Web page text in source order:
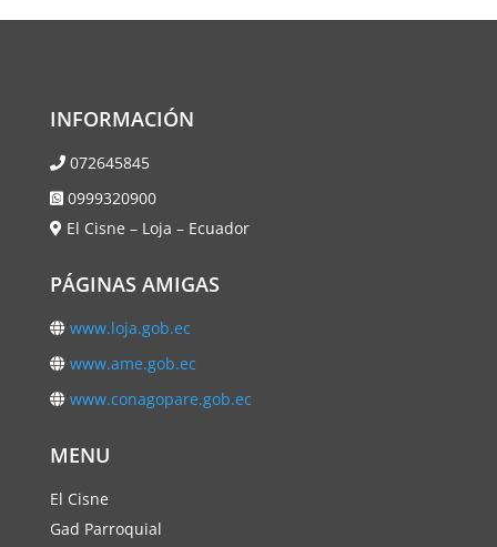
INFORMACIÓN
072645845
0999320900
El Cisne – Loja – Ecuador
PÁGINAS AMIGAS
www.loja.gob.ec
www.ame.gob.ec
www.conagopare.gob.ec
MENU
El Cisne
Gad Parroquial